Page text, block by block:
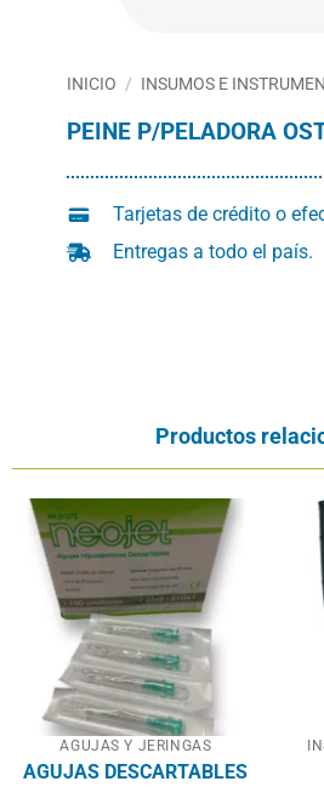
INICIO / INSUMOS E
PEINE P/PELADORA
Tarjetas de crédito o
Entregas a todo el país.
Productos
AGUJAS Y JERINGAS
AGUJAS DESCARTABLES